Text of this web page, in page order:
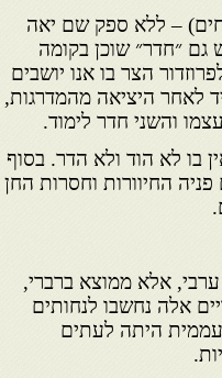
– ללא ספק שם יאה
״חדר״ שוכן בקומה
הצר בו אנו יושבים
לאחר היציאה מהמדרגות,
והשני חדר לימוד.
בו לא הוד ולא הדר. בסוף
החיוורות וחסרות החן
אלא ממוצא ברברי,
אלה נחשבו לנחותים
היתה לעתים